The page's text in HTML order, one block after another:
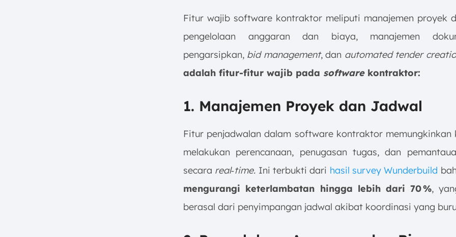
Fitur wajib software kontraktor meliputi manajemen proyek
pengelolaan anggaran dan biaya, manajemen
pengarsipkan, bid management, dan automated tender
adalah fitur-fitur wajib pada softwarekontraktor:
1. Manajemen Proyek dan Jadwal
Fitur penjadwalan dalam software kontraktor
melakukan perencanaan, penugasan tugas, dan
secara real‑time. Ini terbukti dari hasil survey Wunderbuild
mengurangi keterlambatan hingga lebih dari 70 %,
berasal dari penyimpangan jadwal akibat koordinasi yang